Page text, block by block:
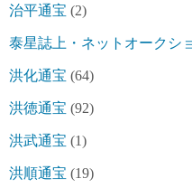
治平通宝 (2)
泰星誌上・ネットオークシ
洪化通宝 (64)
洪徳通宝 (92)
洪武通宝 (1)
洪順通宝 (19)